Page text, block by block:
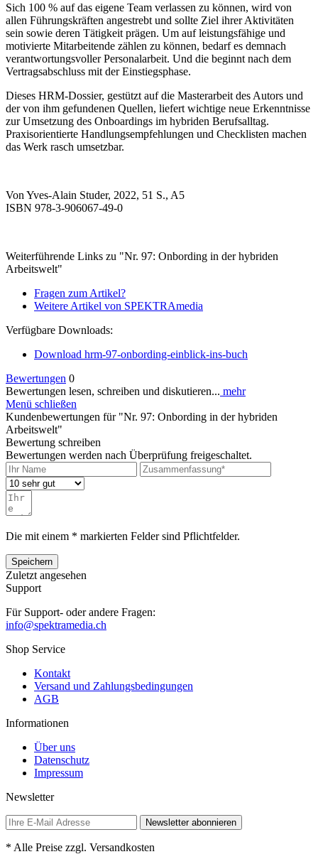
Sich 100 % auf das eigene Team verlassen zu können, wird von
allen Führungskräften angestrebt und sollte Ziel ihrer Aktivitäten
sein sowie deren Tätigkeit prägen. Um auf leistungsfähige und
motivierte Mitarbeitende zählen zu können, bedarf es demnach
verantwortungsvoller Personalarbeit. Und die beginnt nach dem
Vertragsabschluss mit der Einstiegsphase.
Dieses HRM-Dossier, gestützt auf die Masterarbeit des Autors und
der von ihm gefundenen Quellen, liefert wichtige neue Erkenntnisse
zur Umsetzung des Onboardings im hybriden Berufsalltag.
Praxisorientierte Handlungsempfehlungen und Checklisten machen
das Werk rasch umsetzbar.
Von Yves-Alain Studer, 2022, 51 S., A5
ISBN 978-3-906067-49-0
Weiterführende Links zu "Nr. 97: Onbording in der hybriden
Arbeitswelt"
Fragen zum Artikel?
Weitere Artikel von SPEKTRAmedia
Verfügbare Downloads:
Download hrm-97-onbording-einblick-ins-buch
Bewertungen 0
Bewertungen lesen, schreiben und diskutieren... mehr
Menü schließen
Kundenbewertungen für "Nr. 97: Onbording in der hybriden
Arbeitswelt"
Bewertung schreiben
Bewertungen werden nach Überprüfung freigeschaltet.
Die mit einem * markierten Felder sind Pflichtfelder.
Speichern
Zuletzt angesehen
Support
Für Support- oder andere Fragen:
info@spektramedia.ch
Shop Service
Kontakt
Versand und Zahlungsbedingungen
AGB
Informationen
Über uns
Datenschutz
Impressum
Newsletter
Newsletter abonnieren
* Alle Preise zzgl. Versandkosten